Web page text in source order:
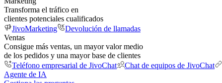
Transforma el tráfico en
clientes potenciales cualificados
JivoMarketing
Devolución de llamadas
Ventas
Consigue más ventas, un mayor valor medio
de los pedidos y una mayor base de clientes
Teléfono empresarial de JivoChat
Chat de equipos de JivoChat
Agente de IA